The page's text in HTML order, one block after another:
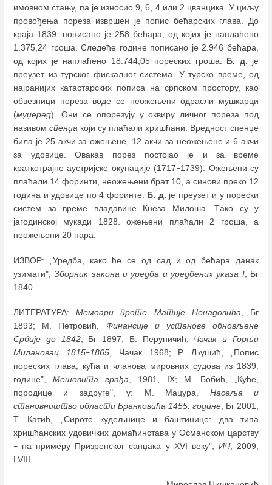
имовном стању, па је износио 9, 6, 4 или 2 цванцика. У циљу
провођења пореза извршен је попис бећарских глава. До
краја 1839. пописано је 258 бећара, од којих је наплаћено
1.375,24 гроша. Следеће године пописано је 2.946 бећара,
од којих је наплаћено 18.744,05 пореских гроша. Б. д. је
преузет из турског фискалног система. У турско време, од
најранијих катастарских пописа на српском простору, као
обвезници пореза воде се неожењени одрасли мушкарци
(муџеред). Они се опорезују у оквиру личног пореза под
називом спенџа који су плаћали хришћани. Вредност спенџе
била је 25 акчи за ожењене, 12 акчи за неожењене и 6 акчи
за удовице. Овакав порез постојао је и за време
краткотрајне аустријске окупације (1717–1739). Ожењени су
плаћали 14 форинти, неожењени брат 10, а синови преко 12
година и удовице по 4 форинте. Б. д. је преузет и у порески
систем за време владавине Кнеза Милоша. Tако су у
јагодинској мукади 1828. ожењени плаћали 2 гроша, а
неожењени 20 пара.
ИЗВОР: „Уредба, како ће се од сад и од бећара данак
узимати",Зборник закона и уредба и уредбених указа I, Бг
1840.
ЛИТЕРАТУРА:Мемоари проте Матије Ненадовића , Бг
1893; М. Петровић, Финансије и установе обновљене
Србије до 1842, Бг 1897; Б. Перуничић, Чачак и Горњи
Милановац 1815–1865, Чачак 1968; Р. Љушић, „Попис
пореских глава, кућа и чланова мировних судова из 1839.
године",Мешовита грађа , 1981, IX; М. Бобић, „Куће,
породице и задруге", у: М. Мацура, Насеља и
становништво области Бранковића 1455. године , Бг 2001;
Т. Катић, „Сироте кудељнице и баштинице: два типа
хришћанских удовичких домаћинстава у Османском царству
– на примеру Призренског санџака у XVI веку", ИЧ, 2009,
LVIII.